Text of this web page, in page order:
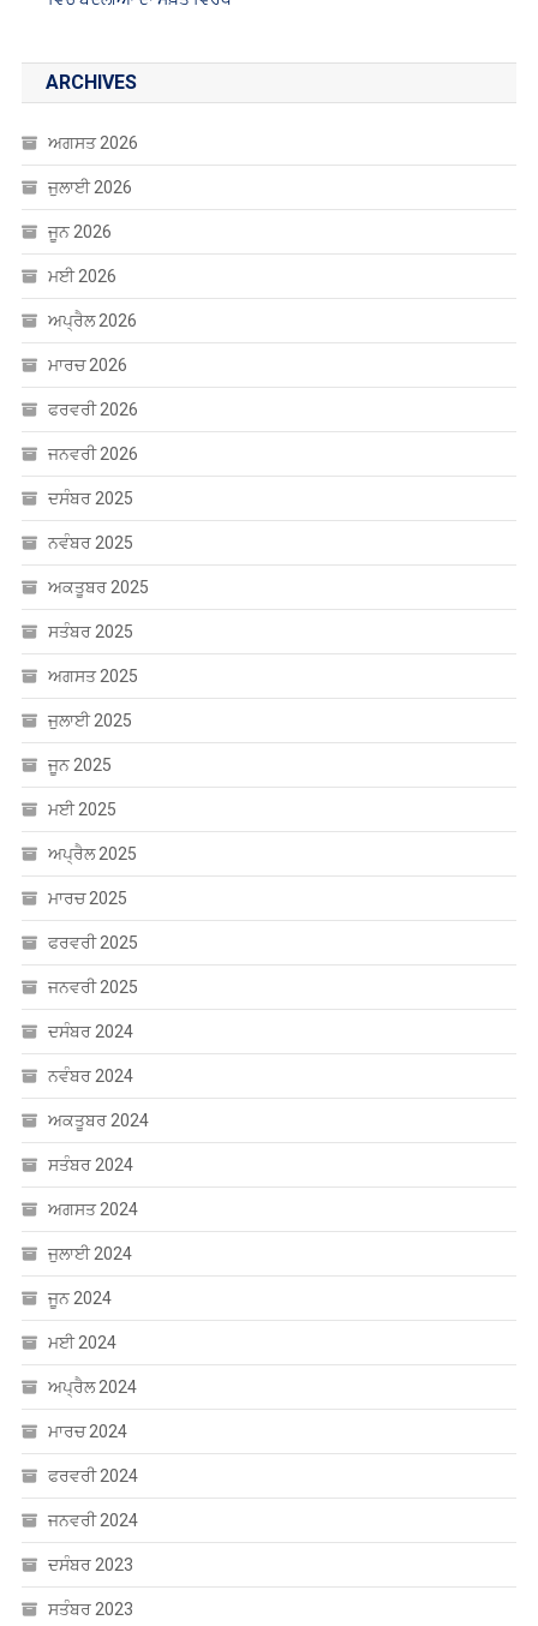
ARCHIVES
ਅਗਸਤ 2026
ਜੁਲਾਈ 2026
ਜੂਨ 2026
ਮਈ 2026
ਅਪ੍ਰੈਲ 2026
ਮਾਰਚ 2026
ਫਰਵਰੀ 2026
ਜਨਵਰੀ 2026
ਦਸੰਬਰ 2025
ਨਵੰਬਰ 2025
ਅਕਤੂਬਰ 2025
ਸਤੰਬਰ 2025
ਅਗਸਤ 2025
ਜੁਲਾਈ 2025
ਜੂਨ 2025
ਮਈ 2025
ਅਪ੍ਰੈਲ 2025
ਮਾਰਚ 2025
ਫਰਵਰੀ 2025
ਜਨਵਰੀ 2025
ਦਸੰਬਰ 2024
ਨਵੰਬਰ 2024
ਅਕਤੂਬਰ 2024
ਸਤੰਬਰ 2024
ਅਗਸਤ 2024
ਜੁਲਾਈ 2024
ਜੂਨ 2024
ਮਈ 2024
ਅਪ੍ਰੈਲ 2024
ਮਾਰਚ 2024
ਫਰਵਰੀ 2024
ਜਨਵਰੀ 2024
ਦਸੰਬਰ 2023
ਸਤੰਬਰ 2023